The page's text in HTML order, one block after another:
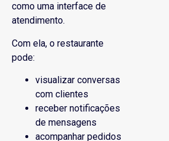
como uma interface de
atendimento.
Com ela, o restaurante
pode:
visualizar conversas
com clientes
receber notificações
de mensagens
acompanhar pedidos